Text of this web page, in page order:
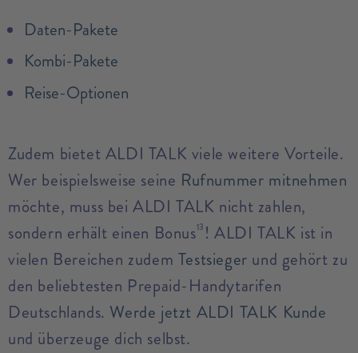
Daten-Pakete
Kombi-Pakete
Reise-Optionen
Zudem bietet ALDI TALK viele weitere Vorteile.
Wer beispielsweise seine Rufnummer mitnehmen
möchte, muss bei ALDI TALK nicht zahlen,
sondern erhält einen Bonus13 ! ALDI TALK ist in
vielen Bereichen zudem Testsieger und gehört zu
den beliebtesten Prepaid-Handytarifen
Deutschlands. Werde jetzt ALDI TALK Kunde
und überzeuge dich selbst.